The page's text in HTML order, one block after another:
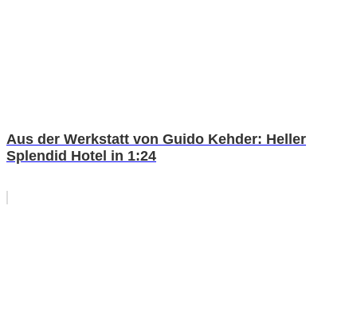
Aus der Werkstatt von Guido Kehder: Heller
Splendid Hotel in 1:24